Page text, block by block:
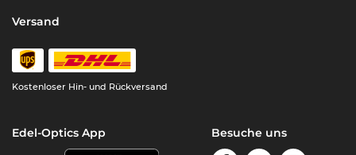
Versand
Kostenloser Hin- und Rückversand
Edel-Optics App Besuche uns